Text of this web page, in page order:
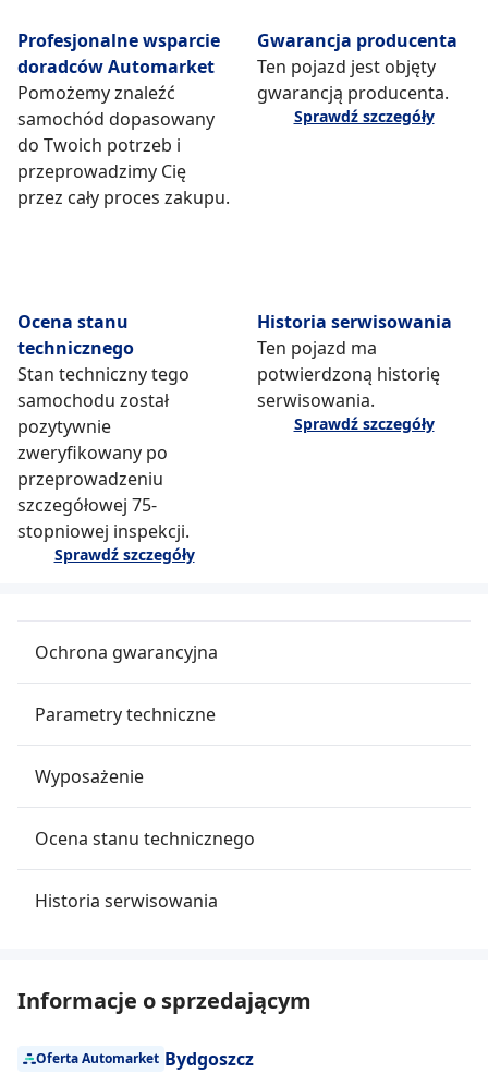
Profesjonalne wsparcie
doradców Automarket
Pomożemy znaleźć
samochód dopasowany
do Twoich potrzeb i
przeprowadzimy Cię
przez cały proces zakupu.
Gwarancja producenta
Ten pojazd jest objęty
gwarancją producenta.
Sprawdź szczegóły
Ocena stanu
technicznego
Stan techniczny tego
samochodu został
pozytywnie
zweryfikowany po
przeprowadzeniu
szczegółowej 75-
stopniowej inspekcji.
Sprawdź szczegóły
Historia serwisowania
Ten pojazd ma
potwierdzoną historię
serwisowania.
Sprawdź szczegóły
Ochrona gwarancyjna
Parametry techniczne
Wyposażenie
Ocena stanu technicznego
Historia serwisowania
Informacje o sprzedającym
Oferta Automarket Bydgoszcz